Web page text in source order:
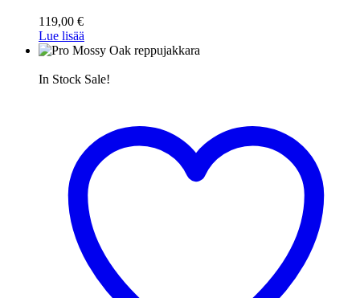
119,00 €
Lue lisää
In Stock Sale!